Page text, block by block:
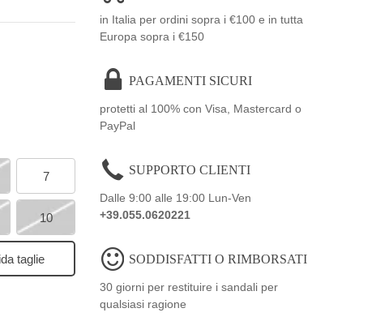
7
10
taglie
in Italia per ordini sopra i €100 e in tutta
Europa sopra i €150
PAGAMENTI SICURI
protetti al 100% con Visa, Mastercard o
PayPal
SUPPORTO CLIENTI
Dalle 9:00 alle 19:00 Lun-Ven
+39.055.0620221
SODDISFATTI O RIMBORSATI
30 giorni per restituire i sandali per
qualsiasi ragione